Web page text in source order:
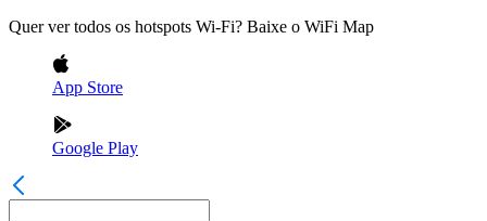
Quer ver todos os hotspots Wi-Fi? Baixe o WiFi Map
App Store
Google Play